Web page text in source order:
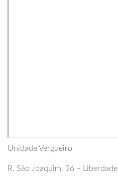
Unidade Vergueiro
R. São Joaquim, 36 – Liberdade